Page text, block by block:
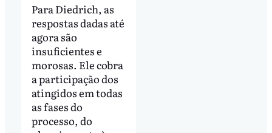
Para Diedrich, as
respostas dadas até
agora são
insuficientes e
morosas. Ele cobra
a participação dos
atingidos em todas
as fases do
processo, do